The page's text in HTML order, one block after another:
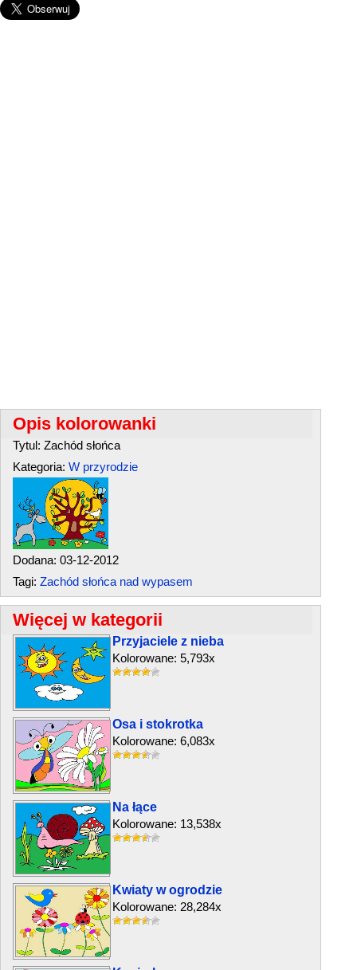
Opis kolorowanki
Tytul: Zachód słońca
Kategoria: W przyrodzie
Dodana: 03-12-2012
Tagi: Zachód słońca nad wypasem
Więcej w kategorii
Przyjaciele z nieba
Kolorowane: 5,793x
Osa i stokrotka
Kolorowane: 6,083x
Na łące
Kolorowane: 13,538x
Kwiaty w ogrodzie
Kolorowane: 28,284x